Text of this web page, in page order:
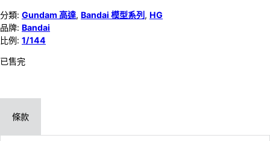
分類: Gundam 高達, Bandai 模型系列 , HG
品牌: Bandai
比例: 1/144
已售完
條款